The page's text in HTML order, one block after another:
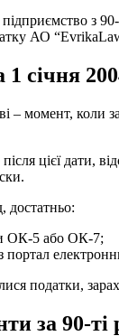
з
АО
січня
– момент, коли
цієї дати,
достатньо:
ОК-5 або ОК-7;
портал
податки,
за 90-ті